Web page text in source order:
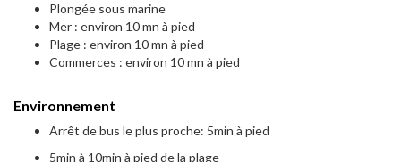
Plongée sous marine
Mer : environ 10 mn à pied
Plage : environ 10 mn à pied
Commerces : environ 10 mn à pied
Environnement
Arrêt de bus le plus proche: 5min à pied
5min à 10min à pied de la plage